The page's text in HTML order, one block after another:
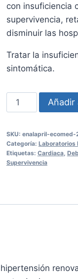
con insuficiencia
supervivencia,
disminuir las
Tratar la
sintomática.
ENALAPRIL
ECOMED
100
Tabletas
cantidad
Añadir
SKU: enalapril-
Categoría: Laboratorios
Etiquetas: Cardiaca,
Supervivencia